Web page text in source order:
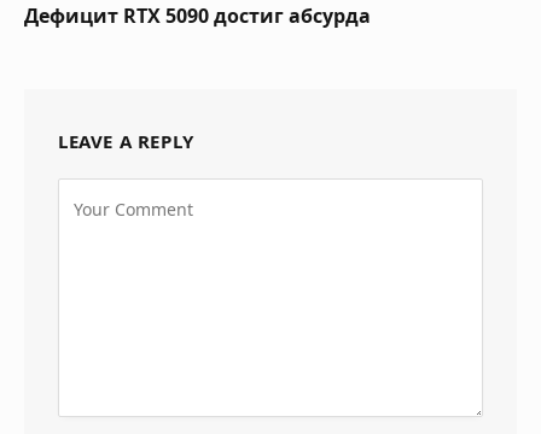
Дефицит RTX 5090 достиг абсурда
LEAVE A REPLY